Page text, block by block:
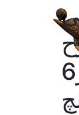
ساده سایز6